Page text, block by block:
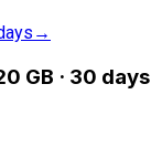
→
GB · 30 days